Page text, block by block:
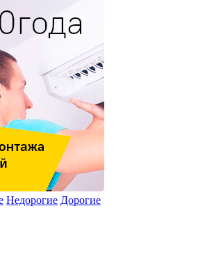
Недорогие Дорогие